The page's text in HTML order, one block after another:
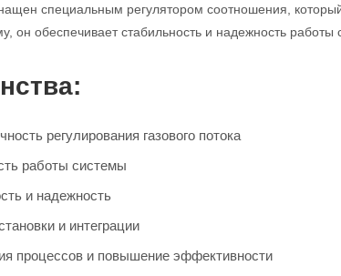
специальным регулятором соотношения, который
он обеспечивает стабильность и надежность
регулирования газового потока
работы системы
и надежность
и интеграции
процессов и повышение эффективности